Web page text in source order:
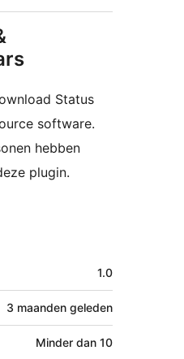
Status
software.
hebben
plugin.
1.0
3 maanden geleden
Minder dan 10